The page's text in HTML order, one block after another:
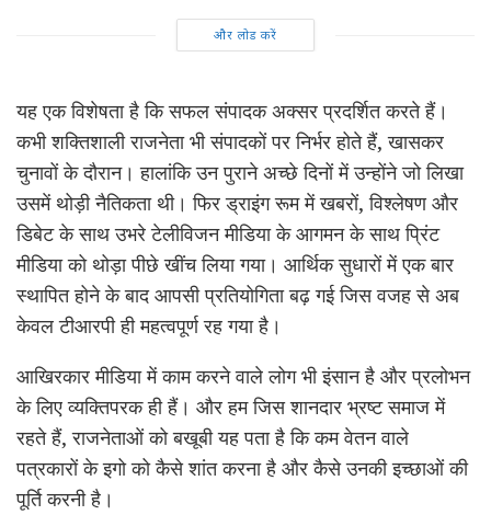
और लोड करें
यह एक विशेषता है कि सफल संपादक अक्सर प्रदर्शित करते हैं।
कभी शक्तिशाली राजनेता भी संपादकों पर निर्भर होते हैं, खासकर
चुनावों के दौरान। हालांकि उन पुराने अच्छे दिनों में उन्होंने जो लिखा
उसमें थोड़ी नैतिकता थी। फिर ड्राइंग रूम में खबरों, विश्लेषण और
डिबेट के साथ उभरे टेलीविजन मीडिया के आगमन के साथ प्रिंट
मीडिया को थोड़ा पीछे खींच लिया गया। आर्थिक सुधारों में एक बार
स्थापित होने के बाद आपसी प्रतियोगिता बढ़ गई जिस वजह से अब
केवल टीआरपी ही महत्वपूर्ण रह गया है।
आखिरकार मीडिया में काम करने वाले लोग भी इंसान है और प्रलोभन
के लिए व्यक्तिपरक ही हैं। और हम जिस शानदार भ्रष्ट समाज में
रहते हैं, राजनेताओं को बखूबी यह पता है कि कम वेतन वाले
पत्रकारों के इगो को कैसे शांत करना है और कैसे उनकी इच्छाओं की
पूर्ति करनी है।